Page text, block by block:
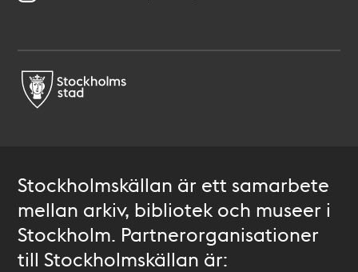
Stockholmskällan är ett samarbete
mellan arkiv, bibliotek och museer i
Stockholm. Partnerorganisationer
till Stockholmskällan är: